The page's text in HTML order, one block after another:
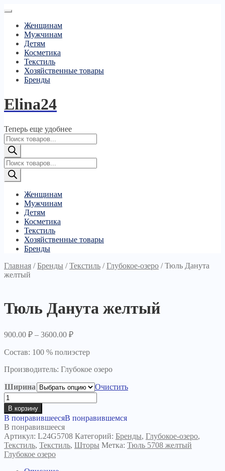
Женщинам
Мужчинам
Детям
Косметика
Текстиль
Хозяйственные товары
Бренды
Elina24
Теперь еще удобнее
Поиск
товаров
Поиск
товаров
Женщинам
Мужчинам
Детям
Косметика
Текстиль
Хозяйственные товары
Бренды
Главная /Бренды /Текстиль /Глубокое-озеро /Тюль Данута
желтый
Тюль Данута желтый
900.00 ₽ – 3600.00 ₽
Состав: 100 % полиэстер
Производитель: Глубокое озеро
Ширина
Очистить
Количество
товара
Тюль
Данута
желтый
В корзину
В понравившеесяВ понравившемся
В понравившееся
Артикул: L24G5708 Категорий: Бренды, Глубокое-озеро,
Текстиль, Текстиль, Шторы Метка: Тюль 5708 желтый
Глубокое озеро